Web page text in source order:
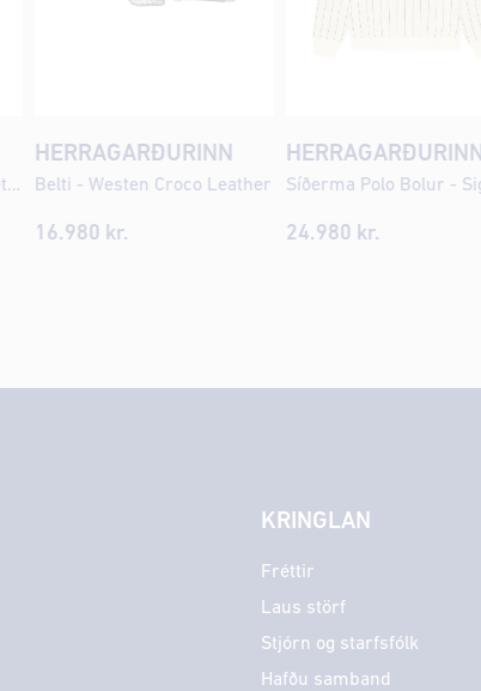
Stuttermaskyrta - Bouquet AOP
HERRAGARÐURINN
Belti - Westen Croco Leather
16.980 kr.
HERRAGARÐURINN
24.980 kr.
KRINGLAN
Fréttir
Laus störf
Stjórn og starfsfólk
Hafðu samband